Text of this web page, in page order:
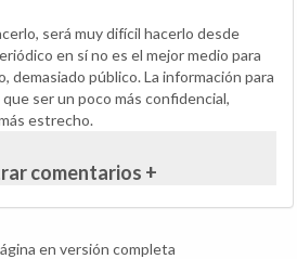
será muy difícil hacerlo desde
en sí no es el mejor medio para
demasiado público. La información para
ser un poco más confidencial,
estrecho.
comentarios +
en versión completa